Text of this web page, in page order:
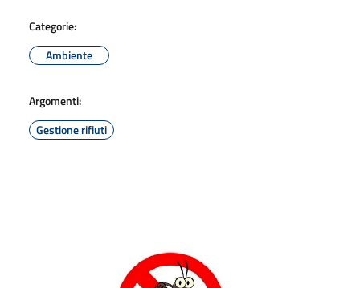
Categorie:
Ambiente
Argomenti:
Gestione rifiuti